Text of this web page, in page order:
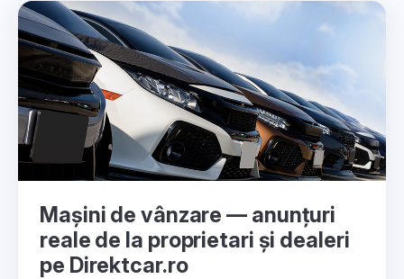
Mașini de vânzare — anunțuri
reale de la proprietari și dealeri
pe Direktcar.ro